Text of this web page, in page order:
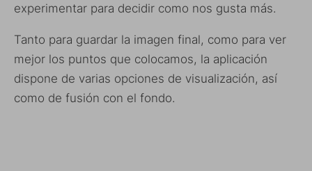
experimentar para decidir como nos gusta más.
Tanto para guardar la imagen final, como para ver
mejor los puntos que colocamos, la aplicación
dispone de varias opciones de visualización, así
como de fusión con el fondo.